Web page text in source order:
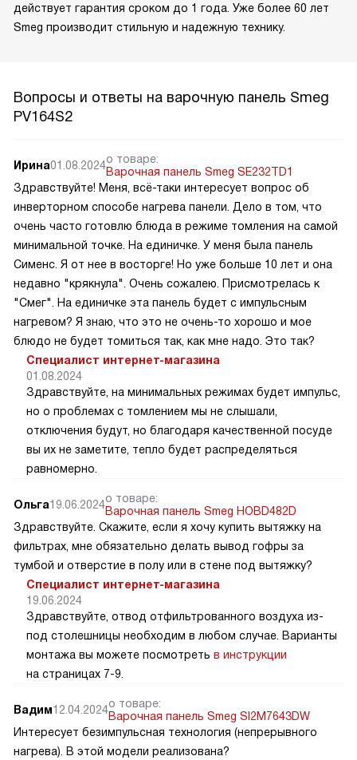
действует гарантия сроком до 1 года. Уже более 60 лет
Smeg производит стильную и надежную технику.
Вопросы и ответы на варочную панель Smeg
PV164S2
Ирина01.08.2024о товаре:
Варочная панель Smeg SE232TD1
Здравствуйте! Меня, всё-таки интересует вопрос об
инверторном способе нагрева панели. Дело в том, что
очень часто готовлю блюда в режиме томления на самой
минимальной точке. На единичке. У меня была панель
Сименс. Я от нее в восторге! Но уже больше 10 лет и она
недавно "крякнула". Очень сожалею. Присмотрелась к
"Смег". На единичке эта панель будет с импульсным
нагревом? Я знаю, что это не очень-то хорошо и мое
блюдо не будет томиться так, как мне надо. Это так?
Специалист интернет-магазина
01.08.2024
Здравствуйте, на минимальных режимах будет импульс,
но о проблемах с томлением мы не слышали,
отключения будут, но благодаря качественной посуде
вы их не заметите, тепло будет распределяться
равномерно.
Ольга19.06.2024о товаре:
Варочная панель Smeg HOBD482D
Здравствуйте. Скажите, если я хочу купить вытяжку на
фильтрах, мне обязательно делать вывод гофры за
тумбой и отверстие в полу или в стене под вытяжку?
Специалист интернет-магазина
19.06.2024
Здравствуйте, отвод отфильтрованного воздуха из-
под столешницы необходим в любом случае. Варианты
монтажа вы можете посмотреть в инструкции
на страницах 7-9.
Вадим12.04.2024о товаре:
Варочная панель Smeg SI2M7643DW
Интересует безимпульсная технология (непрерывного
нагрева). В этой модели реализована?